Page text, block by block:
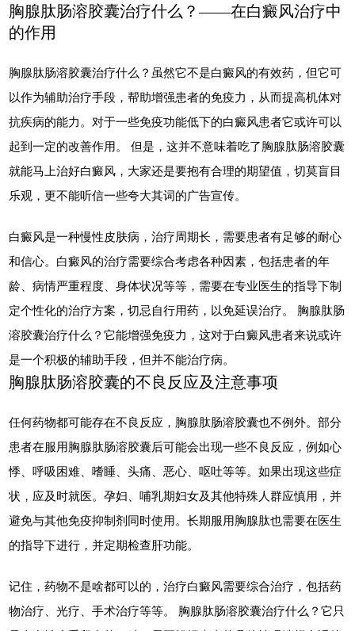
胸腺肽肠溶胶囊治疗什么？——在白癜风治疗中
的作用
胸腺肽肠溶胶囊治疗什么？虽然它不是白癜风的有效药，但它可
以作为辅助治疗手段，帮助增强患者的免疫力，从而提高机体对
抗疾病的能力。对于一些免疫功能低下的白癜风患者它或许可以
起到一定的改善作用。 但是，这并不意味着吃了胸腺肽肠溶胶囊
就能马上治好白癜风，大家还是要抱有合理的期望值，切莫盲目
乐观，更不能听信一些夸大其词的广告宣传。
白癜风是一种慢性皮肤病，治疗周期长，需要患者有足够的耐心
和信心。白癜风的治疗需要综合考虑各种因素，包括患者的年
龄、病情严重程度、身体状况等等，需要在专业医生的指导下制
定个性化的治疗方案，切忌自行用药，以免延误治疗。 胸腺肽肠
溶胶囊治疗什么？它能增强免疫力，这对于白癜风患者来说或许
是一个积极的辅助手段，但并不能治疗病。
胸腺肽肠溶胶囊的不良反应及注意事项
任何药物都可能存在不良反应，胸腺肽肠溶胶囊也不例外。部分
患者在服用胸腺肽肠溶胶囊后可能会出现一些不良反应，例如心
悸、呼吸困难、嗜睡、头痛、恶心、呕吐等等。如果出现这些症
状，应及时就医。孕妇、哺乳期妇女及其他特殊人群应慎用，并
避免与其他免疫抑制剂同时使用。长期服用胸腺肽也需要在医生
的指导下进行，并定期检查肝功能。
记住，药物不是啥都可以的，治疗白癜风需要综合治疗，包括药
物治疗、光疗、手术治疗等等。 胸腺肽肠溶胶囊治疗什么？它只